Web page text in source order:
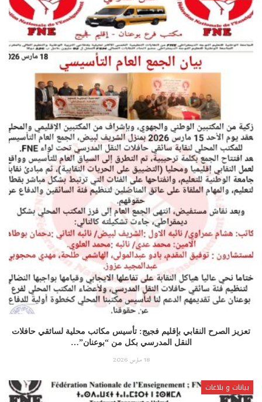
تعزيز الصرح النقابي بإقليم فجيج: تأسيس مكاتب محلية لسائقي حافلات
النقل المدرسي بكل من “بوعنان”…
18 مارس 2026
بيانات و بلاغات